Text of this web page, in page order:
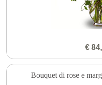
€
Bouquet di rose e